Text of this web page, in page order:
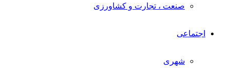
صنعت ، تجارت و کشاورزی
اجتماعی
شهری